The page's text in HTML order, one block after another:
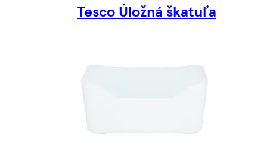
Tesco Úložná škatuľa